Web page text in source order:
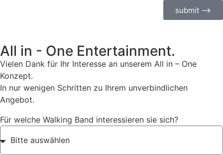
submit ⟶
All in - One Entertainment.
Vielen Dank für Ihr Interesse an unserem All in – One
Konzept.
In nur wenigen Schritten zu Ihrem unverbindlichen
Angebot.
Für welche Walking Band interessieren sie sich?